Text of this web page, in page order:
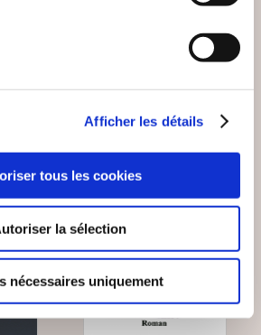
Afficher les détails
tous les cookies
la sélection
nécessaires uniquement